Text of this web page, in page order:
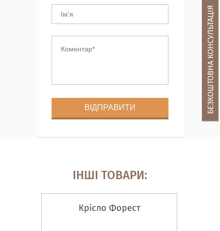
ІНШІ ТОВАРИ:
Крісло Форест
БЕЗКОШТОВНА КОНСУЛЬТАЦІЯ